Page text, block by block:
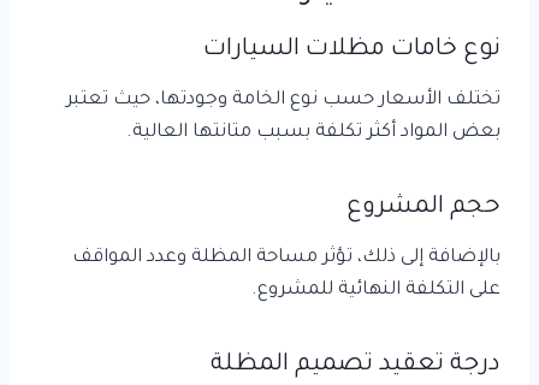
نوع خامات مظلات السيارات
تختلف الأسعار حسب نوع الخامة وجودتها، حيث تعتبر
بعض المواد أكثر تكلفة بسبب متانتها العالية.
حجم المشروع
بالإضافة إلى ذلك، تؤثر مساحة المظلة وعدد المواقف
على التكلفة النهائية للمشروع.
درجة تعقيد تصميم المظلة